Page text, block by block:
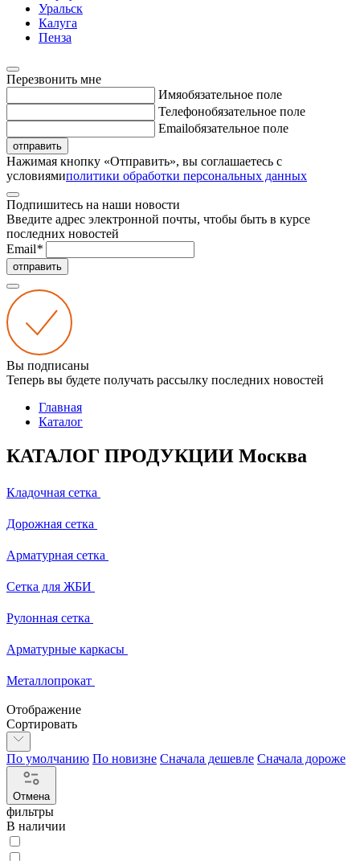
Уральск
Калуга
Пенза
Перезвонить мне
Имяобязательное поле
Телефонобязательное поле
Emailобязательное поле
отправить
Нажимая кнопку «Отправить», вы соглашаетесь с
условиямиполитики обработки персональных данных
Подпишитесь на наши новости
Введите адрес электронной почты, чтобы быть в курсе
последних новостей
Email*
отправить
Вы подписаны
Теперь вы будете получать рассылку последних новостей
Главная
Каталог
КАТАЛОГ ПРОДУКЦИИ Москва
Кладочная сетка
Дорожная сетка
Арматурная сетка
Сетка для ЖБИ
Рулонная сетка
Арматурные каркасы
Металлопрокат
Отображение
Сортировать
По умолчанию По новизне Сначала дешевле Сначала дороже
Отмена
фильтры
В наличии